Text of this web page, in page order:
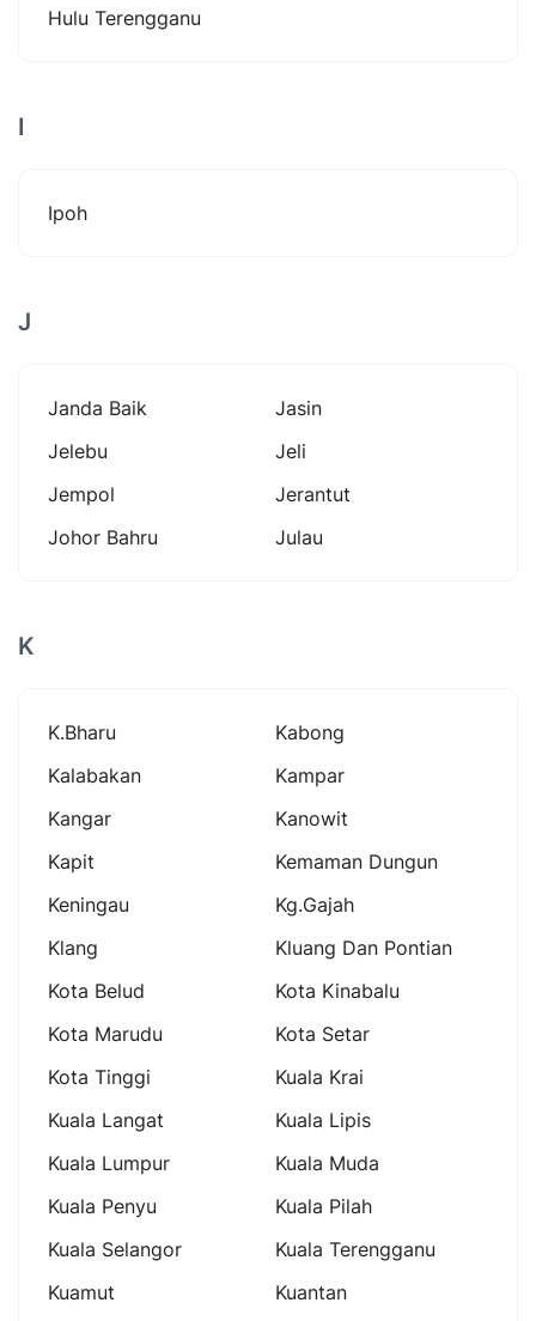
Hulu Terengganu
I
Ipoh
J
Janda Baik
Jasin
Jelebu
Jeli
Jempol
Jerantut
Johor Bahru
Julau
K
K.bharu
Kabong
Kalabakan
Kampar
Kangar
Kanowit
Kapit
Kemaman Dungun
Keningau
Kg.gajah
Klang
Kluang Dan Pontian
Kota Belud
Kota Kinabalu
Kota Marudu
Kota Setar
Kota Tinggi
Kuala Krai
Kuala Langat
Kuala Lipis
Kuala Lumpur
Kuala Muda
Kuala Penyu
Kuala Pilah
Kuala Selangor
Kuala Terengganu
Kuamut
Kuantan